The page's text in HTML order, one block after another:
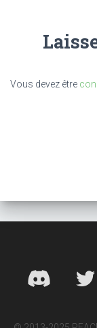
Vous devez être